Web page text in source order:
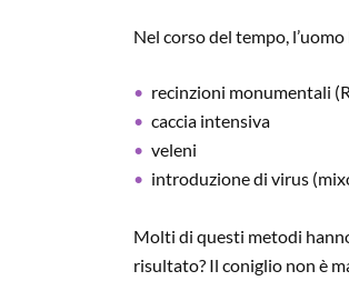
Nel corso del tempo,
recinzioni monumentali
caccia intensiva
veleni
introduzione di virus
Molti di questi metodi
risultato? Il coniglio non è